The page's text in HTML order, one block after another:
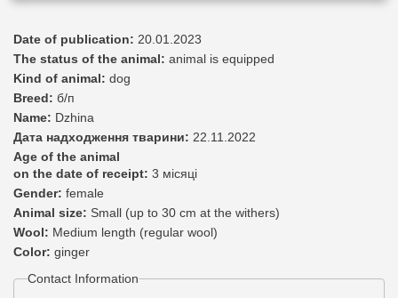
Date of publication: 20.01.2023
The status of the animal: animal is equipped
Kind of animal: dog
Breed: б/п
Name: Dzhina
Дата надходження тварини: 22.11.2022
Age of the animal
on the date of receipt: 3 місяці
Gender: female
Animal size: Small (up to 30 cm at the withers)
Wool: Medium length (regular wool)
Color: ginger
Contact Information